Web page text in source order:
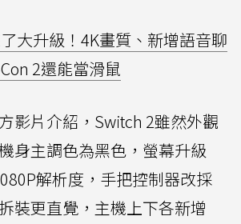
大升級！4K畫質、新增語音聊
2還能當滑鼠
影片介紹，Switch 2雖然外觀
身主調色為黑色，螢幕升級
解析度，手把控制器改採
裝更直覺，主機上下各新增